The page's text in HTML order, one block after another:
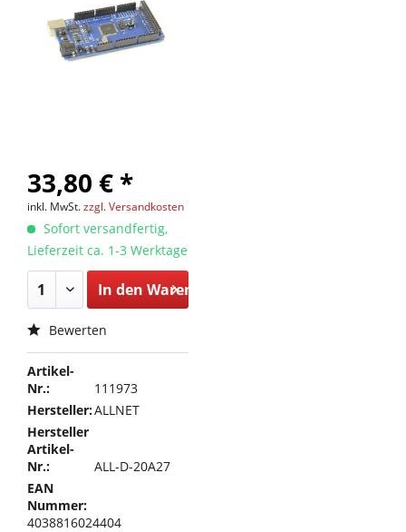
33,80 € *
inkl. MwSt.zzgl. Versandkosten
Sofort versandfertig,
Lieferzeit ca. 1-3 Werktage
In den Warenkorb
Bewerten
Artikel-
Nr.:
111973
Hersteller:ALLNET
Hersteller
Artikel-
Nr.:
ALL-D-20A27
EAN
Nummer:
4038816024404